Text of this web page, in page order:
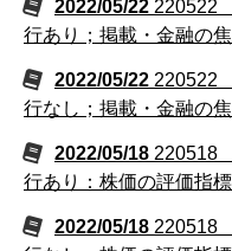
2022/05/22 220522
行あり；掲載・金融の
2022/05/22 220522
行なし；掲載・金融の
2022/05/18 220518
行あり：株価の評価指
2022/05/18 220518